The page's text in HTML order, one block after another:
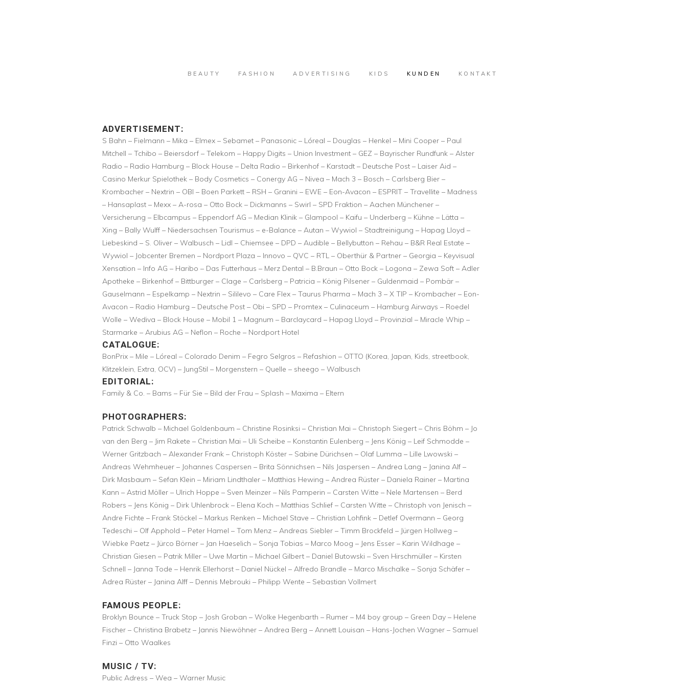
BEAUTY FASHION ADVERTISING KIDS KUNDEN KONTAKT
ADVERTISEMENT:
S Bahn – Fielmann – Mika – Elmex – Sebamet – Panasonic – Lóreal – Douglas – Henkel – Mini Cooper – Paul
Mitchell – Tchibo – Beiersdorf – Telekom – Happy Digits – Union Investment – GEZ – Bayrischer Rundfunk – Alster
Radio – Radio Hamburg – Block House – Delta Radio – Birkenhof – Karstadt – Deutsche Post – Laiser Aid –
Casino Merkur Spielothek – Body Cosmetics – Conergy AG – Nivea – Mach 3 – Bosch – Carlsberg Bier –
Krombacher – Nextrin – OBI – Boen Parkett – RSH – Granini – EWE – Eon-Avacon – ESPRIT – Travellite – Madness
– Hansaplast – Mexx – A-rosa – Otto Bock – Dickmanns – Swirl – SPD Fraktion – Aachen Münchener –
Versicherung – Elbcampus – Eppendorf AG – Median Klinik – Glampool – Kaifu – Underberg – Kühne – Lätta –
Xing – Bally Wulff – Niedersachsen Tourismus – e-Balance – Autan – Wywiol – Stadtreinigung – Hapag Lloyd –
Liebeskind – S. Oliver – Walbusch – Lidl – Chiemsee – DPD – Audible – Bellybutton – Rehau – B&R Real Estate –
Wywiol – Jobcenter Bremen – Nordport Plaza – Innovo – QVC – RTL – Oberthür & Partner – Georgia – Keyvisual
Xensation – Info AG – Haribo – Das Futterhaus – Merz Dental – B.Braun – Otto Bock – Logona – Zewa Soft – Adler
Apotheke – Birkenhof – Bittburger – Clage – Carlsberg – Patricia – König Pilsener – Guldenmaid – Pombär –
Gauselmann – Espelkamp – Nextrin – Sililevo – Care Flex – Taurus Pharma – Mach 3 – X TIP – Krombacher – Eon-
Avacon – Radio Hamburg – Deutsche Post – Obi – SPD – Promtex – Culinaceum – Hamburg Airways – Roedel
Wolle – Wediva – Block House – Mobil 1 – Magnum – Barclaycard – Hapag Lloyd – Provinzial – Miracle Whip –
Starmarke – Arubius AG – Neflon – Roche – Nordport Hotel
CATALOGUE:
BonPrix – Mile – Lóreal – Colorado Denim – Fegro Selgros – Refashion – OTTO (Korea, Japan, Kids, streetbook,
Klitzeklein, Extra, OCV) – JungStil – Morgenstern – Quelle – sheego – Walbusch
EDITORIAL:
Family & Co. – Bams – Für Sie – Bild der Frau – Splash – Maxima – Eltern
PHOTOGRAPHERS:
Patrick Schwalb – Michael Goldenbaum – Christine Rosinksi – Christian Mai – Christoph Siegert – Chris Böhm – Jo
van den Berg – Jim Rakete – Christian Mai – Uli Scheibe – Konstantin Eulenberg – Jens König – Leif Schmodde –
Werner Gritzbach – Alexander Frank – Christoph Köster – Sabine Dürichsen – Olaf Lumma – Lille Lwowski –
Andreas Wehmheuer – Johannes Caspersen – Brita Sönnichsen – Nils Jaspersen – Andrea Lang – Janina Alf –
Dirk Masbaum – Sefan Klein – Miriam Lindthaler – Matthias Hewing – Andrea Rüster – Daniela Rainer – Martina
Kann – Astrid Möller – Ulrich Hoppe – Sven Meinzer – Nils Pamperin – Carsten Witte – Nele Martensen – Berd
Robers – Jens König – Dirk Uhlenbrock – Elena Koch – Matthias Schlief – Carsten Witte – Christoph von Jenisch –
Andre Fichte – Frank Stöckel – Markus Renken – Michael Stave – Christian Lohfink – Detlef Overmann – Georg
Tedeschi – Olf Apphold – Peter Hamel – Tom Menz – Andreas Siebler – Timm Brockfeld – Jürgen Hollweg –
Wiebke Paetz – Jürco Börner – Jan Haeselich – Sonja Tobias – Marco Moog – Jens Esser – Karin Wildhage –
Christian Giesen – Patrik Miller – Uwe Martin – Michael Gilbert – Daniel Butowski – Sven Hirschmüller – Kirsten
Schnell – Janna Tode – Henrik Ellerhorst – Daniel Nückel – Alfredo Brandle – Marco Mischalke – Sonja Schäfer –
Adrea Rüster – Janina Alff – Dennis Mebrouki – Philipp Wente – Sebastian Vollmert
FAMOUS PEOPLE:
Broklyn Bounce – Truck Stop – Josh Groban – Wolke Hegenbarth – Rumer – M4 boy group – Green Day – Helene
Fischer – Christina Brabetz – Jannis Niewöhner – Andrea Berg – Annett Louisan – Hans-Jochen Wagner – Samuel
Finzi – Otto Waalkes
MUSIC / TV:
Public Adress – Wea – Warner Music